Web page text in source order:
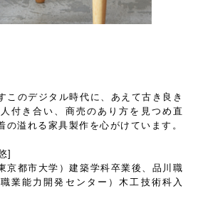
このデジタル時代に、あえて古き良き
付き合い、商売のあり方を見つめ直
の溢れる家具製作を心がけています。
]
京都市大学）建築学科卒業後、品川職
業能力開発センター）木工技術科入